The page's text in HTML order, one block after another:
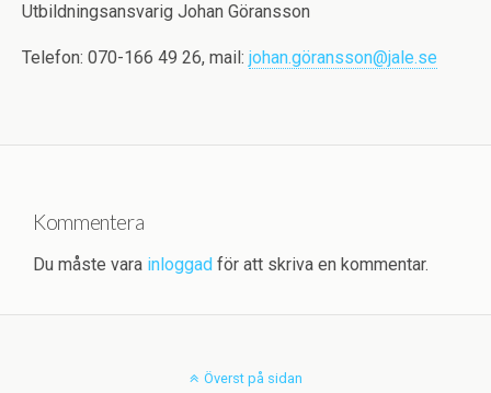
Utbildningsansvarig Johan Göransson
Telefon: 070-166 49 26, mail: johan.göransson@jale.se
Kommentera
Du måste vara inloggad för att skriva en kommentar.
Överst på sidan